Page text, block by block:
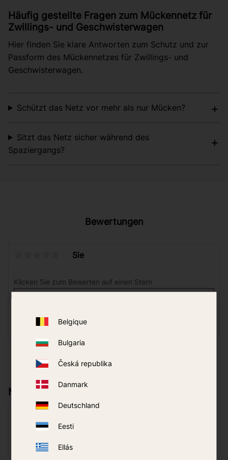
Belgique
Bulgaria
Česká republika
Danmark
Deutschland
Eesti
Ellás
Häufig gestellte Fragen zum Mückennetz für
Zwillings- und Geschwisterwagen
Hier finden Sie klare Antworten zum Schutz und zur
Passform des Mückennetzes für Zwillings- und
Geschwisterwagen.
Schützt das Netz vor mehr als nur Mücken?
Sitzt das Netz sicher während des
Spaziergangs?
Bewertungen
Sie
Klicken Sie zum Bewerten auf einen Stern
Mehr von derselben Marke